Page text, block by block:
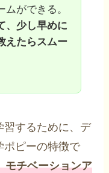
ができる。
、少し早めに
えたらスムー
習するために、デ
ポピーの特徴で
モチベーションア